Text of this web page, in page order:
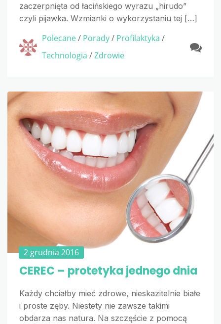
zaczerpnięta od łacińskiego wyrazu „hirudo”
czyli pijawka. Wzmianki o wykorzystaniu tej […]
Polecane/ Porady/ Profilaktyka /
Technologia /Zdrowie
2 grudnia 2016
CEREC – protetyka jednego dnia
Każdy chciałby mieć zdrowe, nieskazitelnie białe
i proste zęby. Niestety nie zawsze takimi
obdarza nas natura. Na szczęście z pomocą